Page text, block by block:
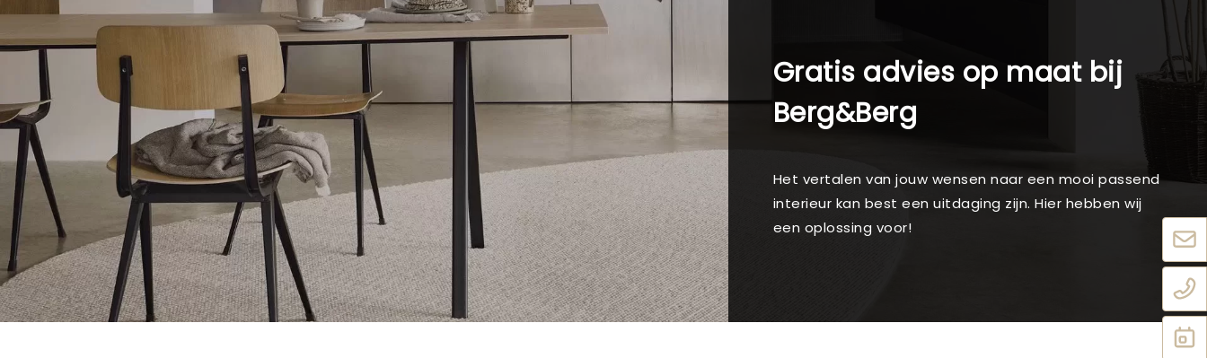
Gratis advies op maat bij
Berg&Berg
Het vertalen van jouw wensen naar een mooi passend
interieur kan best een uitdaging zijn. Hier hebben wij
een oplossing voor!